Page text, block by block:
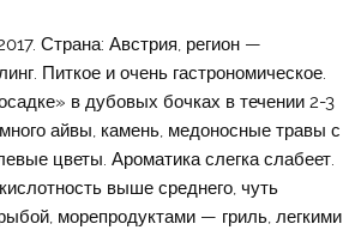
Страна: Австрия, регион —
Питкое и очень гастрономическое.
в дубовых бочках в течении 2-3
айвы, камень, медоносные травы с
цветы. Ароматика слегка слабеет.
выше среднего, чуть
морепродуктами — гриль, легкими